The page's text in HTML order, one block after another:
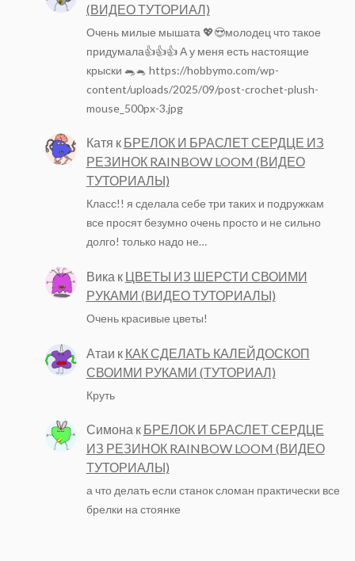
(ВИДЕО ТУТОРИАЛ)
Очень милые мышата 💖😍молодец что такое
придумала👍👍👍 А у меня есть настоящие
крыски 🐀🐁 https://hobbymo.com/wp-
content/uploads/2025/09/post-crochet-plush-
mouse_500px-3.jpg
Катя к БРЕЛОК И БРАСЛЕТ СЕРДЦЕ ИЗ
РЕЗИНОК RAINBOW LOOM (ВИДЕО
ТУТОРИАЛЫ)
Класс!! я сделала себе три таких и подружкам
все просят безумно очень просто и не сильно
долго! только надо не…
Вика к ЦВЕТЫ ИЗ ШЕРСТИ СВОИМИ
РУКАМИ (ВИДЕО ТУТОРИАЛЫ)
Очень красивые цветы!
Атаи к КАК СДЕЛАТЬ КАЛЕЙДОСКОП
СВОИМИ РУКАМИ (ТУТОРИАЛ)
Круть
Симона к БРЕЛОК И БРАСЛЕТ СЕРДЦЕ
ИЗ РЕЗИНОК RAINBOW LOOM (ВИДЕО
ТУТОРИАЛЫ)
а что делать если станок сломан практически все
брелки на стоянке